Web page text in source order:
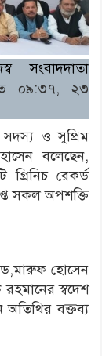
সংবাদদাতা
০৯:৩৭, ২৩
সদস্য ও সুপ্রিম
বলেছেন,
গ্রিনিচ রেকর্ড
সকল অপশক্তি
ড,মারুফ হোসেন
রহমানের স্বদেশ
অতিথির বক্তব্য